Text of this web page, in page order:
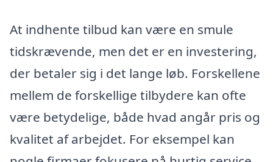
At indhente tilbud kan være en smule
tidskrævende, men det er en investering,
der betaler sig i det lange løb. Forskellene
mellem de forskellige tilbydere kan ofte
være betydelige, både hvad angår pris og
kvalitet af arbejdet. For eksempel kan